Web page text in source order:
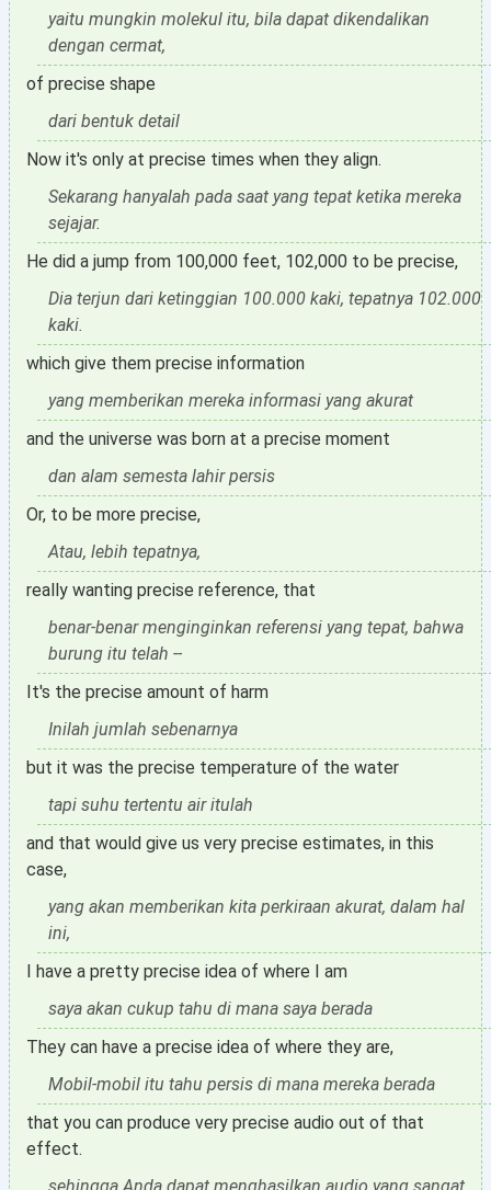
yaitu mungkin molekul itu, bila dapat dikendalikan
dengan cermat,
of precise shape
dari bentuk detail
Now it's only at precise times when they align.
Sekarang hanyalah pada saat yang tepat ketika mereka
sejajar.
He did a jump from 100,000 feet, 102,000 to be precise,
Dia terjun dari ketinggian 100.000 kaki, tepatnya 102.000
kaki.
which give them precise information
yang memberikan mereka informasi yang akurat
and the universe was born at a precise moment
dan alam semesta lahir persis
Or, to be more precise,
Atau, lebih tepatnya,
really wanting precise reference, that
benar-benar menginginkan referensi yang tepat, bahwa
burung itu telah --
It's the precise amount of harm
Inilah jumlah sebenarnya
but it was the precise temperature of the water
tapi suhu tertentu air itulah
and that would give us very precise estimates, in this
case,
yang akan memberikan kita perkiraan akurat, dalam hal
ini,
I have a pretty precise idea of where I am
saya akan cukup tahu di mana saya berada
They can have a precise idea of where they are,
Mobil-mobil itu tahu persis di mana mereka berada
that you can produce very precise audio out of that
effect.